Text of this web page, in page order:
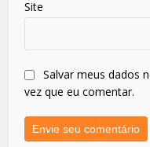
Site
Salvar meus dados
vez que eu comentar.